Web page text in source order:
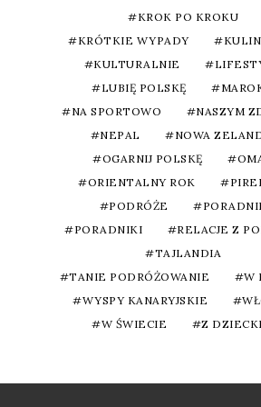
KROK PO KROKU
KRÓTKIE WYPADY
KULTURALNIE
LUBIĘ POLSKĘ
NA SPORTOWO
NASZYM
NEPAL
NOWA
OGARNIJ POLSKĘ
ORIENTALNY ROK
PODRÓŻE
PORADNIKI
RELACJE Z
TAJLANDIA
TANIE PODRÓŻOWANIE
W
WYSPY KANARYJSKIE
W ŚWIECIE
Z